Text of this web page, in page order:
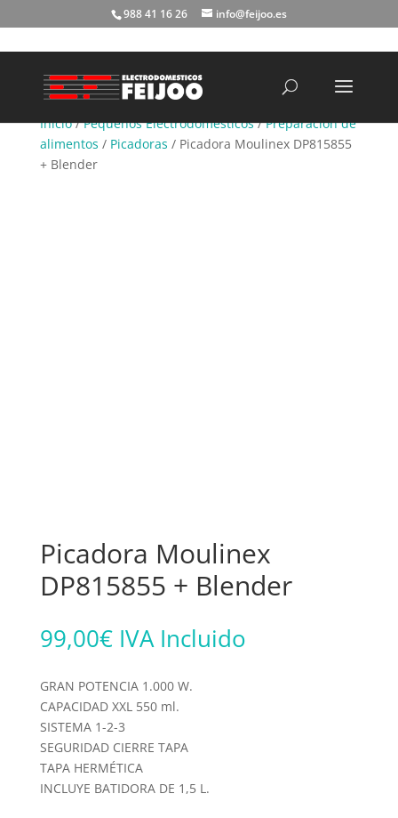
988 41 16 26 info@feijoo.es
Inicio/Pequeños Electrodomésticos/Preparación de
alimentos / Picadoras / Picadora Moulinex DP815855
+ Blender
Picadora Moulinex
DP815855 + Blender
99,00€ IVA Incluido
GRAN POTENCIA 1.000 W.
CAPACIDAD XXL 550 ml.
SISTEMA 1-2-3
SEGURIDAD CIERRE TAPA
TAPA HERMÉTICA
INCLUYE BATIDORA DE 1,5 L.